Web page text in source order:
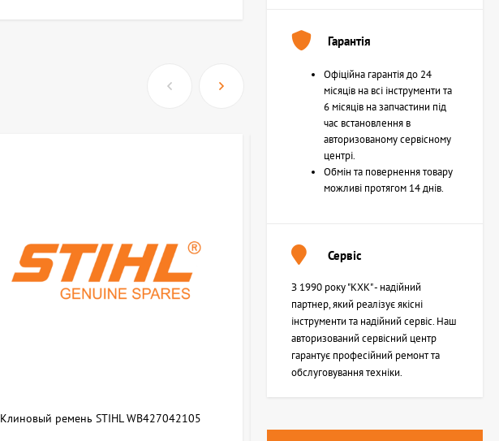
Клиновый ремень STIHL WB427042105
Гарантія
Офіційна гарантія до 24
місяців на всі інструменти та
6 місяців на запчастини під
час встановлення в
авторизованому сервісному
центрі.
Обмін та повернення товару
можливі протягом 14 днів.
Сервіс
З 1990 року "КХК" - надійний
партнер, який реалізує якісні
інструменти та надійний сервіс. Наш
авторизований сервісний центр
гарантує професійний ремонт та
обслуговування техніки.